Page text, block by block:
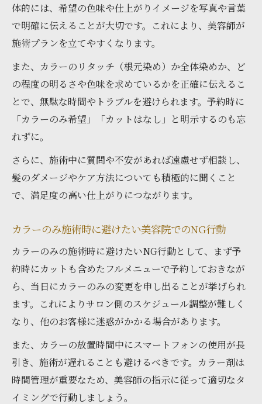
髪色を長持ちさせる美容院カラーのポイン
ト
美容院カラーでのダメージケア実践方法
理想の色を叶える美容院選びのコツ
美容院で理想のカラーを叶えるサロン選び
術
カラーが上手いと評判の美容院の特徴とは
し方
美容院カラーの仕上がり満足度を高める方
法
ポイント
体的には、希望の色味や仕上がりイメージを写真や言葉
で明確に伝えることが大切です。これにより、美容師が
施術プランを立てやすくなります。
また、カラーのリタッチ（根元染め）か全体染めか、ど
の程度の明るさや色味を求めているかを正確に伝えるこ
とで、無駄な時間やトラブルを避けられます。予約時に
「カラーのみ希望」「カットはなし」と明示するのも忘
れずに。
さらに、施術中に質問や不安があれば遠慮せず相談し、
髪のダメージやケア方法についても積極的に聞くこと
で、満足度の高い仕上がりにつながります。
カラーのみ施術時に避けたい美容院でのNG行動
カラーのみの施術時に避けたいNG行動として、まず予
約時にカットも含めたフルメニューで予約しておきなが
ら、当日にカラーのみの変更を申し出ることが挙げられ
ます。これによりサロン側のスケジュール調整が難しく
なり、他のお客様に迷惑がかかる場合があります。
また、カラーの放置時間中にスマートフォンの使用が長
引き、施術が遅れることも避けるべきです。カラー剤は
時間管理が重要なため、美容師の指示に従って適切なタ
イミングで行動しましょう。